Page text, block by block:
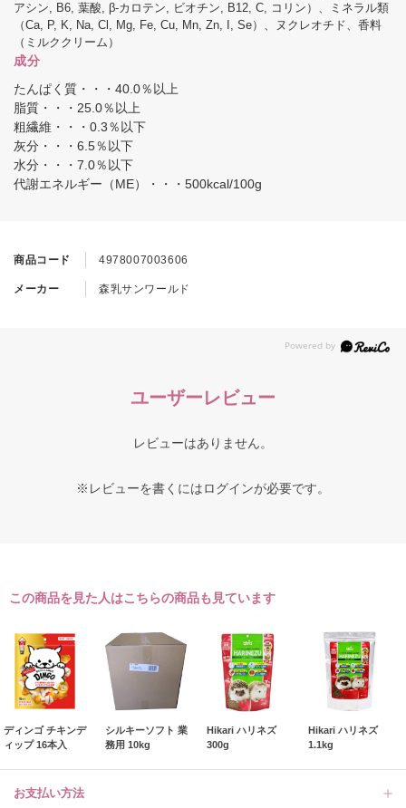
商品コード 4978007003606
メーカー 森乳サンワールド
アシン, B6, 葉酸, β-カロテン, ビオチン, B12, C, コリン）、ミネラル類
（Ca, P, K, Na, Cl, Mg, Fe, Cu, Mn, Zn, I, Se）、ヌクレオチド、香料
（ミルククリーム）
成分
たんぱく質・・・40.0％以上
脂質・・・25.0％以上
粗繊維・・・0.3％以下
灰分・・・6.5％以下
水分・・・7.0％以下
代謝エネルギー（ME）・・・500kcal/100g
ユーザーレビュー
レビューはありません。
※レビューを書くにはログインが必要です。
この商品を見た人はこちらの商品も見ています
ディンゴ チキンデ
ィップ 16本入
シルキーソフト 業
務用 10kg
Hikari ハリネズ
300g
Hikari ハリネズ
1.1kg
お支払い方法